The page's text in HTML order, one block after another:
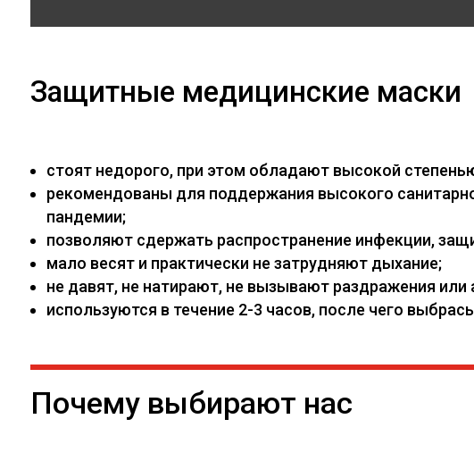
Защитные медицинские маски
стоят недорого, при этом обладают высокой
рекомендованы для поддержания высокого
пандемии;
позволяют сдержать распространение инфекции,
мало весят и практически не затрудняют дыхание;
не давят, не натирают, не вызывают раздражения или
используются в течение 2-3 часов, после чего
Почему выбирают нас